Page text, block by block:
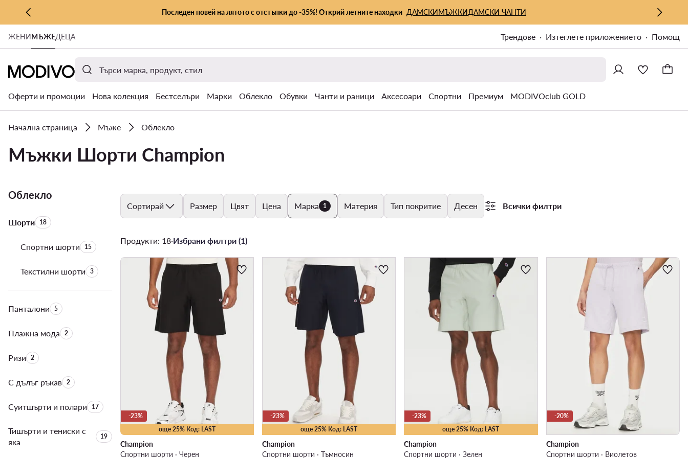
КЪМ ОСНОВНОТО СЪДЪРЖАНИЕ
КЪМ ТЪРСЕНЕ
Последен повей на лятото с отстъпки до -35%! Открий летните находки ДАМСКИМЪЖКИДАМСКИ ЧАНТИ
ЖЕНИМЪЖЕДЕЦА Трендове Изтеглете приложението Помощ
Оферти и промоции Нова колекция Бестселъри Марки Облекло Обувки Чанти и раници Аксесоари Спортни Премиум MODIVOclub GOLD
Начална страница Мъже Облекло
Мъжки Шорти Champion
Облекло
ШортиБрой на продуктите:
18
Спортни шортиБрой на продуктите:
15
Текстилни шортиБрой на продуктите:
3
ПанталониБрой на продуктите:
5
Плажна модаБрой на продуктите:
2
РизиБрой на продуктите:
2
С дълъг ръкавБрой на продуктите:
2
Суитшърти и полариБрой на продуктите:
17
Тишърти и тениски с
яка
Брой на продуктите:
19
Сортирай Размер Цвят Цена Марка 1 Материя Тип покритие Десен Всички филтри
Продукти: 18·Избрани филтри (1)
още 25% Код: LAST
-23%
Champion
Спортни шорти · Черен
още 25% Код: LAST
-23%
Champion
Спортни шорти · Тъмносин
още 25% Код: LAST
-23%
Champion
Спортни шорти · Зелен
-20%
Champion
Спортни шорти · Виолетов